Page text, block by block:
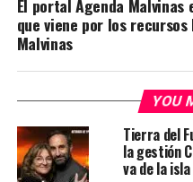
El portal Agenda
que viene por los
Malvinas
YOU
Tierra del
la gestión
va de la